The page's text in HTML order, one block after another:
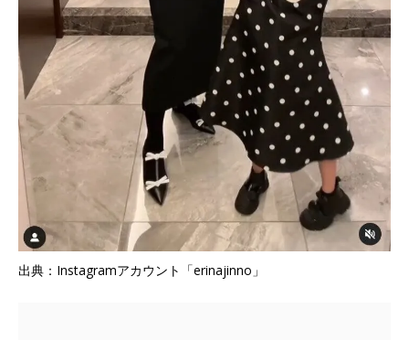
出典：Instagramアカウント「erinajinno」